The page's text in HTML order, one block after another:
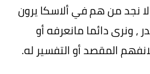
نجد من هم في ألاسكا يرون
، ونرى دائما مانعرفه أو
المقصد أو التفسير له.